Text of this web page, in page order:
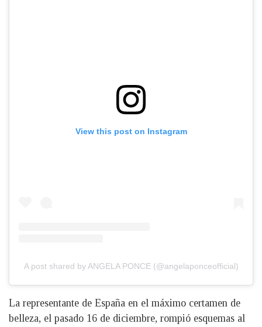
View this post on Instagram
A post shared by ANGELA PONCE (@angelaponceofficial)
La representante de España en el máximo certamen de
belleza, el pasado 16 de diciembre, rompió esquemas al